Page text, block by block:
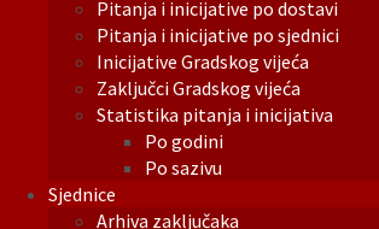
Pitanja i inicijative po dostavi
Pitanja i inicijative po sjednici
Inicijative Gradskog vijeća
Zaključci Gradskog vijeća
Statistika pitanja i inicijativa
Po godini
Po sazivu
Sjednice
Arhiva zaključaka